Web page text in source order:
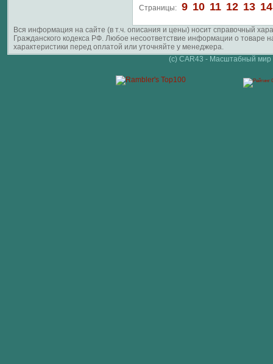
Страницы: 9 10 11 12 13 14
Вся информация на сайте (в т.ч. описания и цены) носит справочный
Гражданского кодекса РФ. Любое несоответствие информации о
характеристики перед оплатой или уточняйте у менеджера.
(c) CAR43 - Масштабный мир